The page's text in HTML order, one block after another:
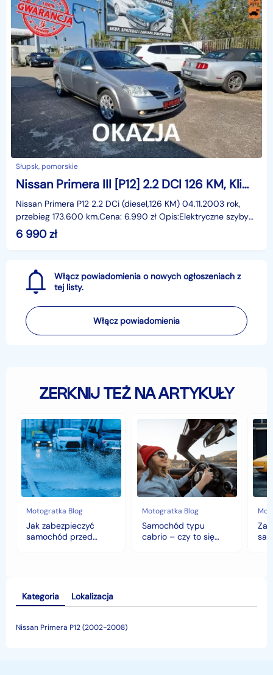
Słupsk, pomorskie
Nissan Primera III [P12] 2.2 DCI 126 KM, Klimatyzacja, Kamera Cofania, Kurtyny Powietrzne
Nissan Primera P12 2.2 DCi (diesel,126 KM) 04.11.2003 rok,
przebieg 173.600 km.Cena: 6.990 zł Opis:Elektryczne szyby
przód I tył, elektryczne lusterka, wspomaga
6 990zł
Włącz powiadomienia o nowych ogłoszeniach z
tej listy.
Włącz powiadomienia
ZERKNIJ TEŻ NA ARTYKUŁY
Jak
zabezpieczyć
samochód
przed
jesiennymi
chłodami
i
deszczem?
Motogratka Blog
Jak zabezpieczyć
samochód przed
Samochód
cabrio
–
czy
to
się
opłaca
w
polskim
klimacie?
Motogratka Blog
Samochód typu
cabrio – czy to się
czyli
Kategoria
Nissan Primera P12 (2002-2008)
Lokalizacja